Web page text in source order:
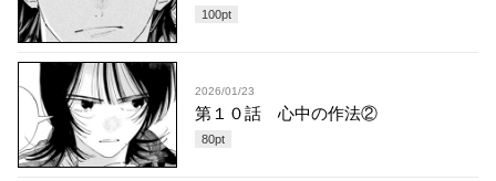
100pt
2026/01/23
第１０話 心中の作法②
80pt